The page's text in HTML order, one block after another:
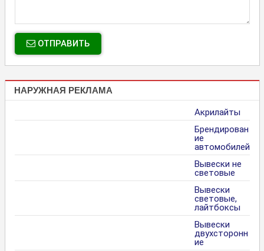
ОТПРАВИТЬ
НАРУЖНАЯ РЕКЛАМА
Акрилайты
Брендирован
ие
автомобилей
Вывески не
световые
Вывески
световые,
лайтбоксы
Вывески
двухсторонн
ие